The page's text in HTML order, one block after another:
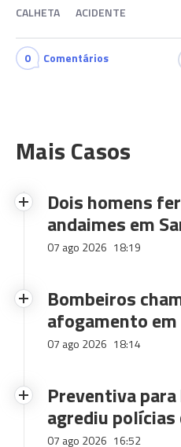
CALHETA ACIDENTE
0 Comentários
Mais Casos
Dois homens
andaimes em
07 ago 2026 18:19
Bombeiros
afogamento em
07 ago 2026 18:14
Preventiva
agrediu
07 ago 2026 16:52